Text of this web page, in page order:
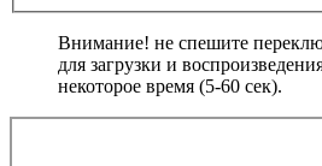
Внимание! не спешите
для загрузки и
некоторое время (5-60 сек).